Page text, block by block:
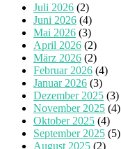
Juli 2026 (2)
Juni 2026 (4)
Mai 2026 (3)
April 2026 (2)
März 2026 (2)
Februar 2026 (4)
Januar 2026 (3)
Dezember 2025 (3)
November 2025 (4)
Oktober 2025 (4)
September 2025 (5)
August 2025 (2)